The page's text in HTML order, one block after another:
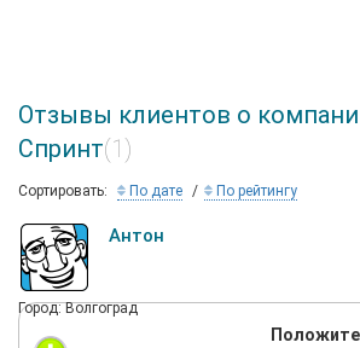
Отзывы клиентов о
Спринт(1)
Сортировать: По дате По рейтингу
Антон
Город: Волгоград